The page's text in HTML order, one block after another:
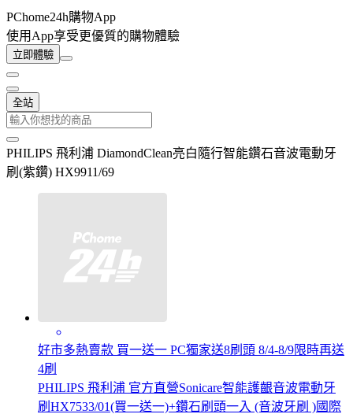
PChome24h購物App
使用App享受更優質的購物體驗
立即體驗
全站
PHILIPS 飛利浦 DiamondClean亮白隨行智能鑽石音波電動牙
刷(紫鑽) HX9911/69
好市多熱賣款 買一送一 PC獨家送8刷頭 8/4-8/9限時再送
4刷
PHILIPS 飛利浦 官方直營Sonicare智能護齦音波電動牙
刷HX7533/01(買一送一)+鑽石刷頭一入 (音波牙刷 )國際